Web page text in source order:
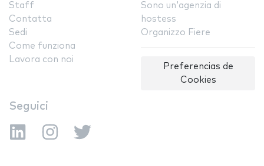
Staff
Contatta
Sedi
Come funziona
Lavora con noi
Sono un'agenzia di
hostess
Organizzo Fiere
Preferencias de
Cookies
Seguici